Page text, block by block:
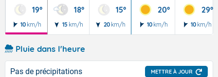
19°
10 km/h
18°
15 km/h
15°
20 km/h
20°
10 km/h
29°
10 km/h
Pluie dans l'heure
Pas de précipitations METTRE À JOUR